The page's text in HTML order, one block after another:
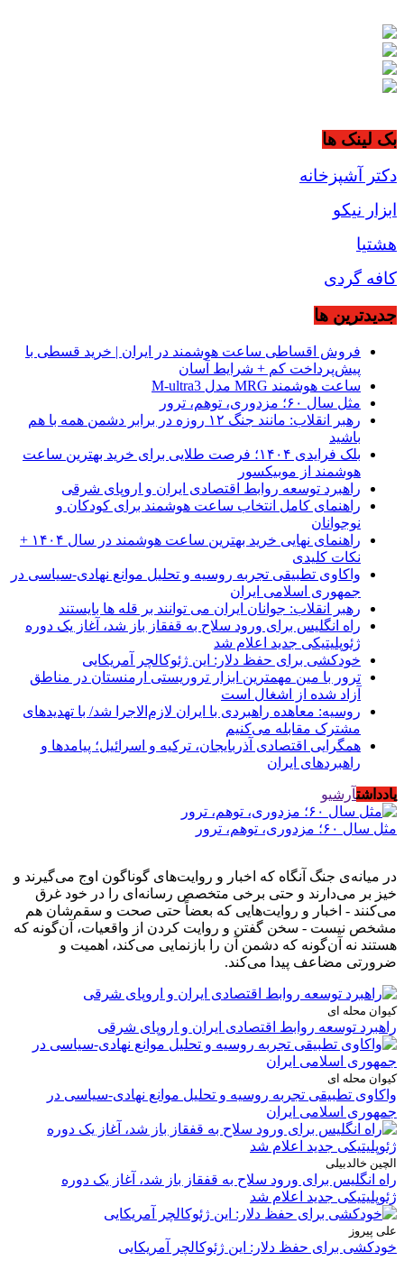
بک لینک ها
دکتر آشپزخانه
ابزار نیکو
هشتیا
کافه گردی
جديدترين ها
فروش اقساطی ساعت هوشمند در ایران | خرید قسطی با
پیش‌پرداخت کم + شرایط آسان
ساعت هوشمند MRG مدل M-ultra3
مثل سال ۶۰؛ مزدوری، توهم، ترور
رهبر انقلاب: مانند جنگ ۱۲ روزه در برابر دشمن همه با هم
باشید
بلک فرایدی ۱۴۰۴؛ فرصت طلایی برای خرید بهترین ساعت
هوشمند از موبیکسور
راهبرد توسعه روابط اقتصادی ایران و اروپای شرقی
راهنمای کامل انتخاب ساعت هوشمند برای کودکان و
نوجوانان
راهنمای نهایی خرید بهترین ساعت هوشمند در سال ۱۴۰۴ +
نکات کلیدی
واکاوی تطبیقی تجربه روسیه و تحلیل موانع نهادی-سیاسی در
جمهوری اسلامی ایران
رهبر انقلاب: جوانان ایران می توانند بر قله ها بایستند
راه انگلیس برای ورود سلاح به قفقاز باز شد، آغاز یک دوره
ژئوپلیتیکی جدید اعلام شد
خودکشی برای حفظ دلار: این ژئوکالچر آمریکایی
ترور با مین مهمترین ابزار تروریستی ارمنستان در مناطق
آزاد شده از اشغال است
روسیه: معاهده راهبردی با ایران لازم‌الاجرا شد/ با تهدیدهای
مشترک مقابله می‌کنیم
همگرایی اقتصادی آذربایجان، ترکیه و اسرائیل؛ پیامدها و
راهبردهای ایران
یادداشتآرشیو
مثل سال ۶۰؛ مزدوری، توهم، ترور
در میانه‌ی جنگ آنگاه که اخبار و روایت‌های گوناگون اوج می‌گیرند و
خیز بر می‌دارند و حتی برخی متخصص رسانه‌ای را در خود غرق
می‌کنند - اخبار و روایت‌هایی که بعضاً حتی صحت و سقم‌شان هم
مشخص نیست - سخن گفتن و روایت کردن از واقعیات، آن‌گونه که
هستند نه آن‌گونه که دشمن آن را بازنمایی می‌کند، اهمیت و
ضرورتی مضاعف پیدا می‌کند.
کیوان محله ای
راهبرد توسعه روابط اقتصادی ایران و اروپای شرقی
کیوان محله ای
واکاوی تطبیقی تجربه روسیه و تحلیل موانع نهادی-سیاسی در
جمهوری اسلامی ایران
الچین خالدبیلی
راه انگلیس برای ورود سلاح به قفقاز باز شد، آغاز یک دوره
ژئوپلیتیکی جدید اعلام شد
علی پیروز
خودکشی برای حفظ دلار: این ژئوکالچر آمریکایی